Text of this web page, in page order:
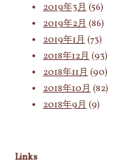
2019年3月 (56)
2019年2月 (86)
2019年1月 (73)
2018年12月 (93)
2018年11月 (90)
2018年10月 (82)
2018年9月 (9)
Links